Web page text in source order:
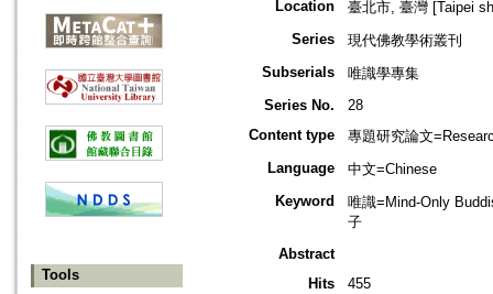
Tools
Location
臺北市, 臺灣 [Taipei
Series
現代佛教學術叢刊
Subserials
唯識學專集
Series No.
28
Content type
專題研究論文
Language
中文=Chinese
Keyword
唯識=Mind-Only
子
Abstract
Hits
455